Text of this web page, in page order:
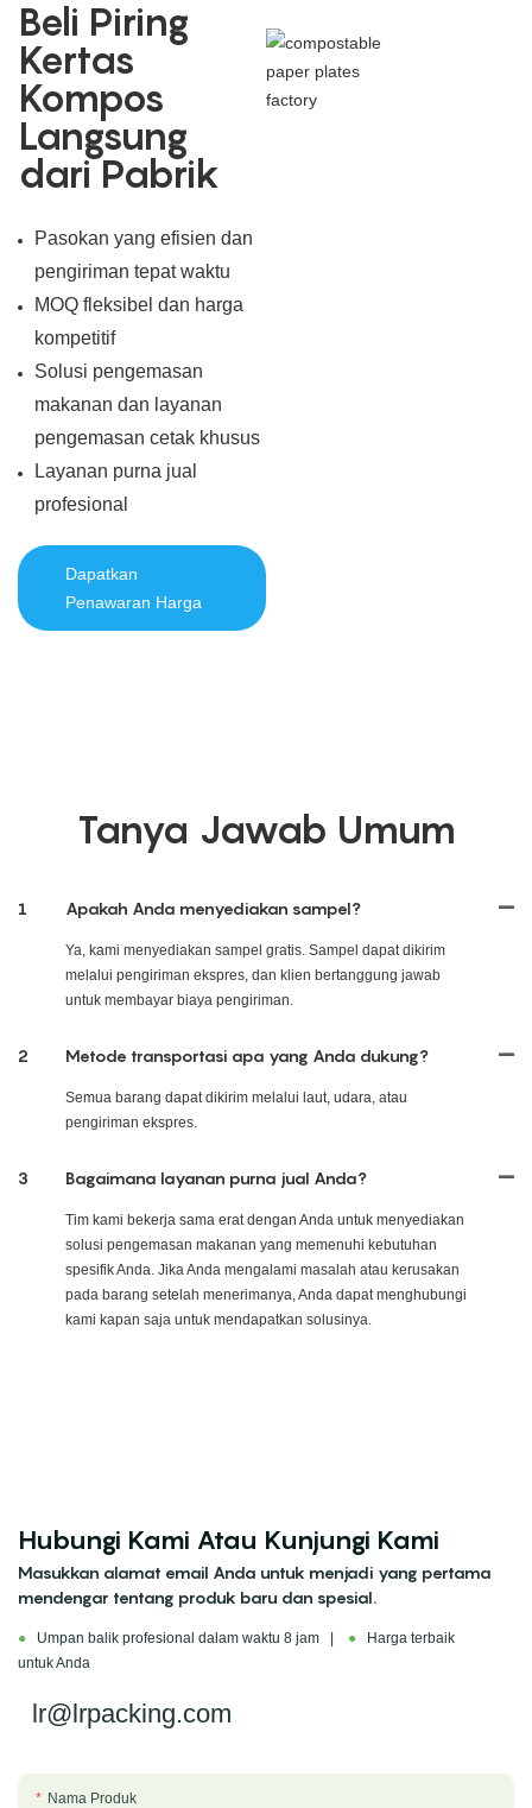
Beli Piring
Kertas
Kompos
Langsung
dari Pabrik
Pasokan yang efisien dan
pengiriman tepat waktu
MOQ fleksibel dan harga
kompetitif
Solusi pengemasan
makanan dan layanan
pengemasan cetak khusus
Layanan purna jual
profesional
Dapatkan
Penawaran Harga
Tanya Jawab Umum
1 Apakah Anda menyediakan sampel?
Ya, kami menyediakan sampel gratis. Sampel dapat dikirim
melalui pengiriman ekspres, dan klien bertanggung jawab
untuk membayar biaya pengiriman.
2 Metode transportasi apa yang Anda dukung?
Semua barang dapat dikirim melalui laut, udara, atau
pengiriman ekspres.
3 Bagaimana layanan purna jual Anda?
Tim kami bekerja sama erat dengan Anda untuk menyediakan
solusi pengemasan makanan yang memenuhi kebutuhan
spesifik Anda. Jika Anda mengalami masalah atau kerusakan
pada barang setelah menerimanya, Anda dapat menghubungi
kami kapan saja untuk mendapatkan solusinya.
Hubungi Kami Atau Kunjungi Kami
Masukkan alamat email Anda untuk menjadi yang pertama
mendengar tentang produk baru dan spesial.
● Umpan balik profesional dalam waktu 8 jam | ●
Harga terbaik
untuk Anda
lr@lrpacking.com
Nama Produk